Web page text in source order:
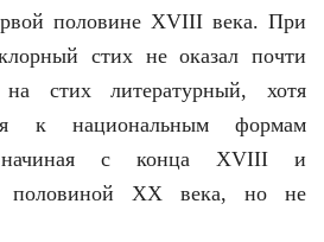
половине XVIII века. При
стих не оказал почти
на стих литературный, хотя
к национальным формам
начиная с конца XVIII и
половиной XX века, но не